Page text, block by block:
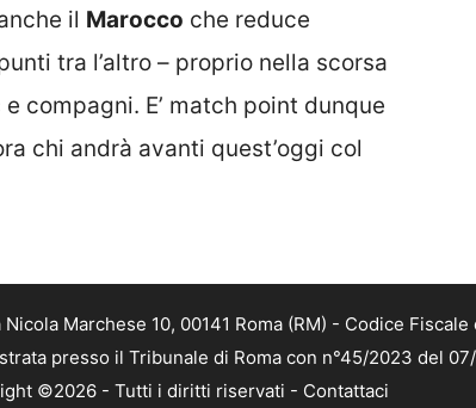
il Marocco che reduce
tra l’altro – proprio nella scorsa
compagni. E’ match point dunque
chi andrà avanti quest’oggi col
Marchese 10, 00141 Roma (RM) - Codice Fiscale
presso il Tribunale di Roma con n°45/2023 del
©2026 - Tutti i diritti riservati - Contattaci